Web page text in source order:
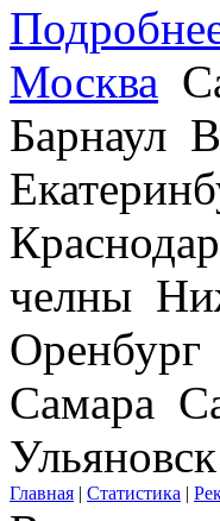
Москва
Барнаул
челны
Самара
Главная | Статистика |